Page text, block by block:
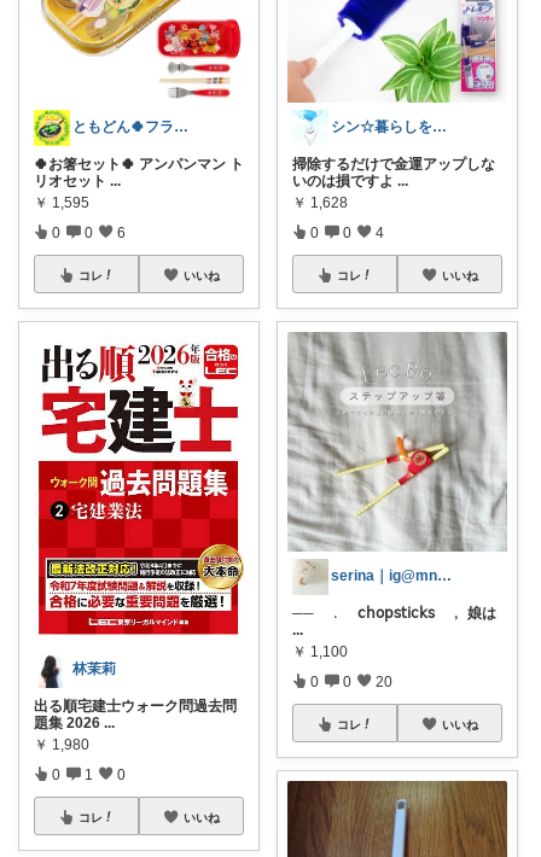
ともどん🍀フライパン料理ある暮らし🍳
🍀お箸セット🍀 アンパンマン ト
リオセット ...
￥ 1,595
0 0 6
コレ いいね
林茉莉
出る順宅建士ウォーク問過去問
題集 2026 ...
￥ 1,980
0 1 0
コレ いいね
シン☆暮らしをオシャレに♪
掃除するだけで金運アップしな
いのは損ですよ ...
￥ 1,628
0 0 4
コレ いいね
serina｜ig@mn.cloud__
── ﹒ 𝖼𝗁𝗈𝗉𝗌𝗍𝗂𝖼𝗄𝗌 ﹐ 娘は
...
￥ 1,100
0 0 20
コレ いいね